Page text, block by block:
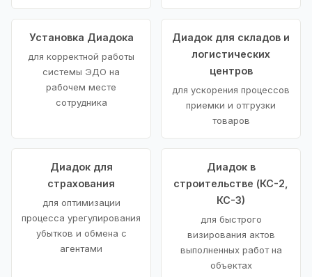
Установка Диадока
для корректной работы
системы ЭДО на
рабочем месте
сотрудника
Диадок для складов и
логистических
центров
для ускорения процессов
приемки и отгрузки
товаров
Диадок для
страхования
для оптимизации
процесса урегулирования
убытков и обмена с
агентами
Диадок в
строительстве (КС-2,
КС-3)
для быстрого
визирования актов
выполненных работ на
объектах